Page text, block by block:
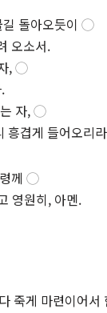
돌아오듯이 ◯
오소서.
,◯
자,◯
흥겹게 들어오리
께 ◯
영원히, 아멘.
죽게 마련이어